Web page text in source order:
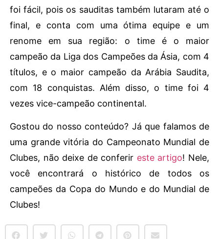
foi fácil, pois os sauditas também lutaram até o
final, e conta com uma ótima equipe e um
renome em sua região: o time é o maior
campeão da Liga dos Campeões da Ásia, com 4
títulos, e o maior campeão da Arábia Saudita,
com 18 conquistas. Além disso, o time foi 4
vezes vice-campeão continental.
Gostou do nosso conteúdo? Já que falamos de
uma grande vitória do Campeonato Mundial de
Clubes, não deixe de conferir este artigo! Nele,
você encontrará o histórico de todos os
campeões da Copa do Mundo e do Mundial de
Clubes!